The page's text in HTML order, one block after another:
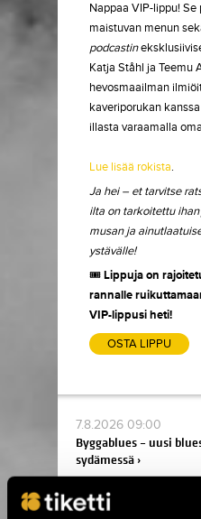
Nappaa VIP-lippu!
maistuvan menun
podcastin
Katja Ståhl ja Teemu
hevosmaailman
kaveriporukan
illasta varaamalla
Lue lisää rokista.
Ja hei – et tarvitse
ilta on tarkoitettu
musan ja
ystävälle!
🎟️Lippuja on
rannalle
VIP-lippusi heti!
OSTA LIPPU
7.8.2026 09:00
Byggablues – uusi
sydämessä ›